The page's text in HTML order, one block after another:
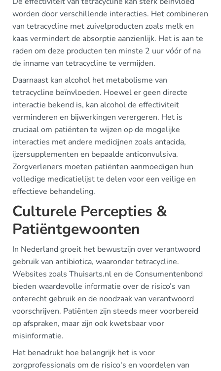
worden door verschillende interacties. Het combineren
van tetracycline met zuivelproducten zoals melk en
kaas vermindert de absorptie aanzienlijk. Het is aan te
raden om deze producten ten minste 2 uur vóór of na
de inname van tetracycline te vermijden.
Daarnaast kan alcohol het metabolisme van
tetracycline beïnvloeden. Hoewel er geen directe
interactie bekend is, kan alcohol de effectiviteit
verminderen en bijwerkingen verergeren. Het is
cruciaal om patiënten te wijzen op de mogelijke
interacties met andere medicijnen zoals antacida,
ijzersupplementen en bepaalde anticonvulsiva.
Zorgverleners moeten patiënten aanmoedigen hun
volledige medicatielijst te delen voor een veilige en
effectieve behandeling.
Culturele Percepties &
Patiëntgewoonten
In Nederland groeit het bewustzijn over verantwoord
gebruik van antibiotica, waaronder tetracycline.
Websites zoals Thuisarts.nl en de Consumentenbond
bieden waardevolle informatie over de risico’s van
onterecht gebruik en de noodzaak van verantwoord
voorschrijven. Patiënten zijn steeds meer voorbereid
op afspraken, maar zijn ook kwetsbaar voor
misinformatie.
Het benadrukt hoe belangrijk het is voor
zorgprofessionals om de risico's en voordelen van